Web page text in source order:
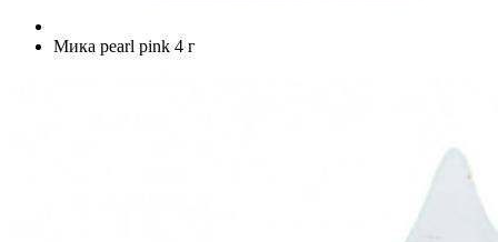
Мика pearl pink 4 г